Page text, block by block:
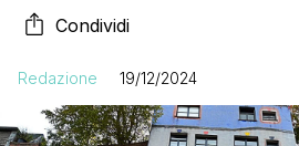
Condividi
Redazione 19/12/2024